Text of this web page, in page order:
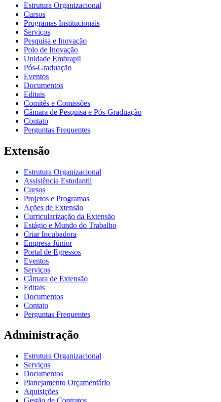
Estrutura Organizacional
Cursos
Programas Institucionais
Serviços
Pesquisa e Inovação
Polo de Inovação
Unidade Embrapii
Pós-Graduação
Eventos
Documentos
Editais
Comitês e Comissões
Câmara de Pesquisa e Pós-Graduação
Contato
Perguntas Frequentes
Extensão
Estrutura Organizacional
Assistência Estudantil
Cursos
Projetos e Programas
Ações de Extensão
Curricularização da Extensão
Estágio e Mundo do Trabalho
Criar Incubadora
Empresa Júnior
Portal de Egressos
Eventos
Serviços
Câmara de Extensão
Editais
Documentos
Contato
Perguntas Frequentes
Administração
Estrutura Organizacional
Serviços
Documentos
Planejamento Orçamentário
Aquisições